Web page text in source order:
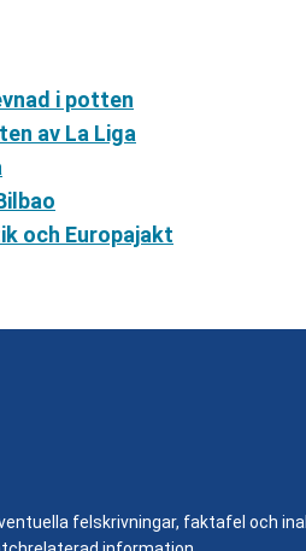
i potten
av La Liga
och Europajakt
felskrivningar, faktafel och